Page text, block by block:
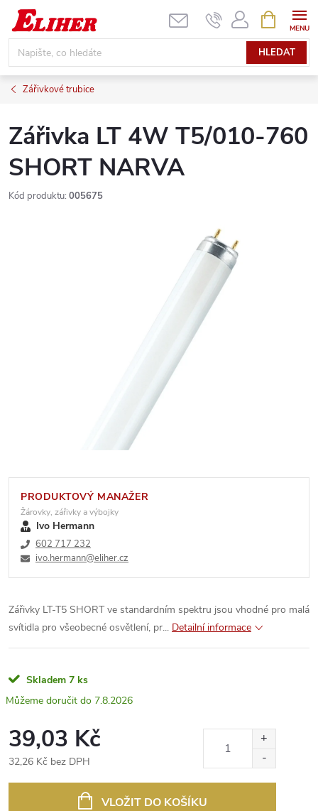
Přejít
obsah
HLEDAT
NÁKUPNÍ
KOŠÍK
Zářivkové trubice
Zářivka LT 4W T5/010-760
SHORT NARVA
Kód produktu: 005675
PRODUKTOVÝ MANAŽER
Žárovky, zářivky a výbojky
Ivo Hermann
602 717 232
ivo.hermann@eliher.cz
Zářivky LT-T5 SHORT ve standardním spektru jsou vhodné pro malá
svítidla pro všeobecné osvětlení, pr... Detailní informace
Skladem 7 ks
7.8.2026
39,03 Kč
32,26 Kč bez DPH
VLOŽIT DO KOŠÍKU